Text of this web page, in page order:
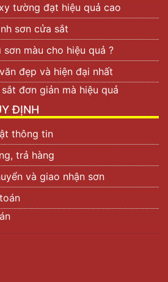
tường đạt hiệu quả cao
sơn cửa sắt
màu cho hiệu quả ?
đẹp và hiện đại nhất
đơn giản mà hiệu quả
ĐỊNH
thông tin
trả hàng
và giao nhận sơn